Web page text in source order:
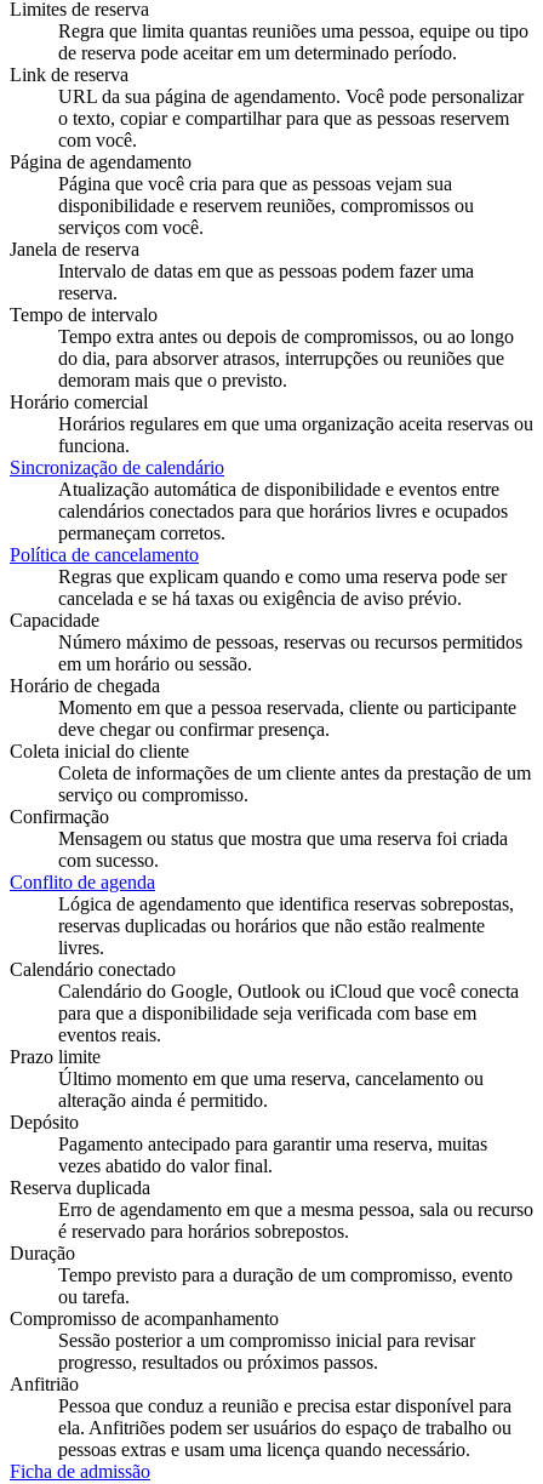
Limites de reserva
Regra que limita quantas reuniões uma pessoa, equipe ou tipo
de reserva pode aceitar em um determinado período.
Link de reserva
URL da sua página de agendamento. Você pode personalizar
o texto, copiar e compartilhar para que as pessoas reservem
com você.
Página de agendamento
Página que você cria para que as pessoas vejam sua
disponibilidade e reservem reuniões, compromissos ou
serviços com você.
Janela de reserva
Intervalo de datas em que as pessoas podem fazer uma
reserva.
Tempo de intervalo
Tempo extra antes ou depois de compromissos, ou ao longo
do dia, para absorver atrasos, interrupções ou reuniões que
demoram mais que o previsto.
Horário comercial
Horários regulares em que uma organização aceita reservas ou
funciona.
Sincronização de calendário
Atualização automática de disponibilidade e eventos entre
calendários conectados para que horários livres e ocupados
permaneçam corretos.
Política de cancelamento
Regras que explicam quando e como uma reserva pode ser
cancelada e se há taxas ou exigência de aviso prévio.
Capacidade
Número máximo de pessoas, reservas ou recursos permitidos
em um horário ou sessão.
Horário de chegada
Momento em que a pessoa reservada, cliente ou participante
deve chegar ou confirmar presença.
Coleta inicial do cliente
Coleta de informações de um cliente antes da prestação de um
serviço ou compromisso.
Confirmação
Mensagem ou status que mostra que uma reserva foi criada
com sucesso.
Conflito de agenda
Lógica de agendamento que identifica reservas sobrepostas,
reservas duplicadas ou horários que não estão realmente
livres.
Calendário conectado
Calendário do Google, Outlook ou iCloud que você conecta
para que a disponibilidade seja verificada com base em
eventos reais.
Prazo limite
Último momento em que uma reserva, cancelamento ou
alteração ainda é permitido.
Depósito
Pagamento antecipado para garantir uma reserva, muitas
vezes abatido do valor final.
Reserva duplicada
Erro de agendamento em que a mesma pessoa, sala ou recurso
é reservado para horários sobrepostos.
Duração
Tempo previsto para a duração de um compromisso, evento
ou tarefa.
Compromisso de acompanhamento
Sessão posterior a um compromisso inicial para revisar
progresso, resultados ou próximos passos.
Anfitrião
Pessoa que conduz a reunião e precisa estar disponível para
ela. Anfitriões podem ser usuários do espaço de trabalho ou
pessoas extras e usam uma licença quando necessário.
Ficha de admissão